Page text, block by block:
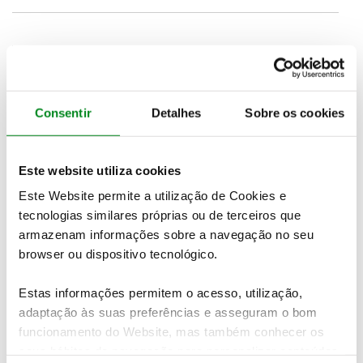
Consentir Detalhes Sobre os cookies
Este website utiliza cookies
Este Website permite a utilização de Cookies e
tecnologias similares próprias ou de terceiros que
armazenam informações sobre a navegação no seu
browser ou dispositivo tecnológico.
Estas informações permitem o acesso, utilização,
adaptação às suas preferências e asseguram o bom
funcionamento do Website, mas também conhecer os
Depois de uma época absolutamente cativante,
Verstappen conquista o título de campeão do
mundo de Fórmula 1 com 395,5 pontos, Lewis